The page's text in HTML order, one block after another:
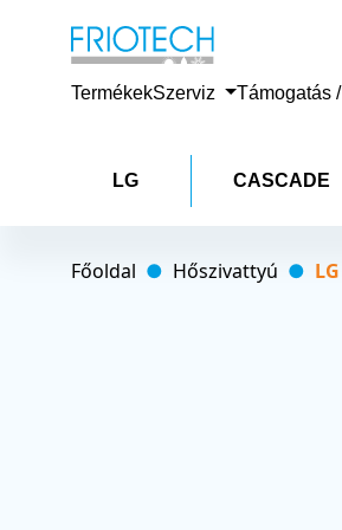
TermékekSzerviz Támogatás
LG CASCADE
Főoldal Hőszivattyú